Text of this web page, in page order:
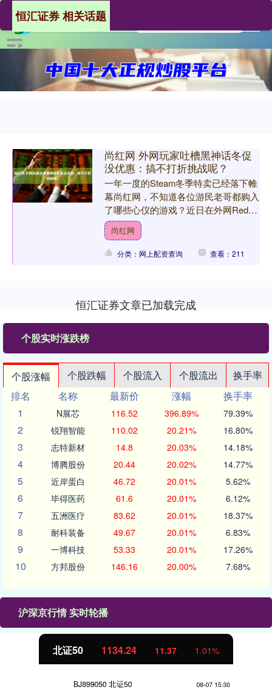
恒汇证券 相关话题
尚红网 外网玩家吐槽黑神话冬促
没优惠：搞不打折挑战呢？
一年一度的Steam冬季特卖已经落下帷
幕尚红网，不知道各位游民老哥都购入
了哪些心仪的游戏？近日在外网Reddit
论坛上，一个吐槽《：悟空》以及《异
星工厂》不打折....
尚红网
分类：网上配资查询 查看：211
恒汇证券文章已加载完成
个股实时涨跌榜
个股涨幅 个股跌幅 个股流入 个股流出
换手率
排名
名称 最新价 涨幅
换手率
1
N展芯 116.52 396.89% 79.39%
2 锐翔智能 110.02 20.21% 16.80%
3 志特新材 14.8 20.03% 14.18%
4 博腾股份 20.44 20.02% 14.77%
5 近岸蛋白 46.72 20.01% 5.62%
6 毕得医药 61.6 20.01% 6.12%
7 五洲医疗 83.62 20.01% 18.37%
8 耐科装备 49.67 20.01% 6.83%
9 一博科技 53.33 20.01% 17.26%
10 方邦股份 146.16 20.00% 7.68%
沪深京行情 实时轮播
北证50 1134.24 11.37 1.01%